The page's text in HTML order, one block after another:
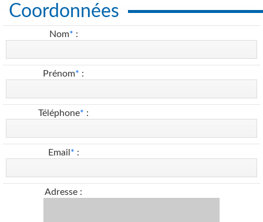
Coordonnées
Nom* :
Prénom* :
Téléphone* :
Email * :
Adresse :